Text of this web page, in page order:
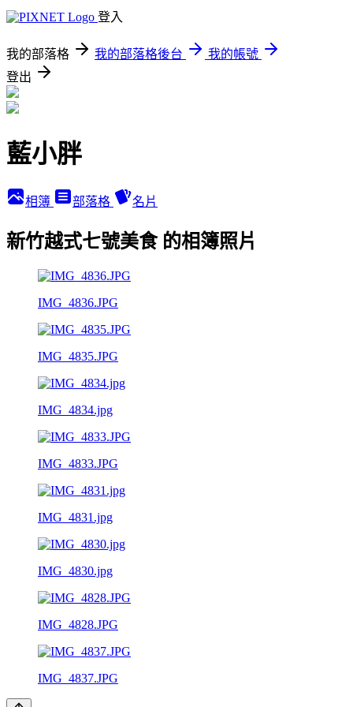
登入
我的部落格 我的部落格後台
我的帳號
登出
藍小胖
相簿 部落格 名片
新竹越式七號美食 的相簿照片
IMG_4836.JPG
IMG_4835.JPG
IMG_4834.jpg
IMG_4833.JPG
IMG_4831.jpg
IMG_4830.jpg
IMG_4828.JPG
IMG_4837.JPG